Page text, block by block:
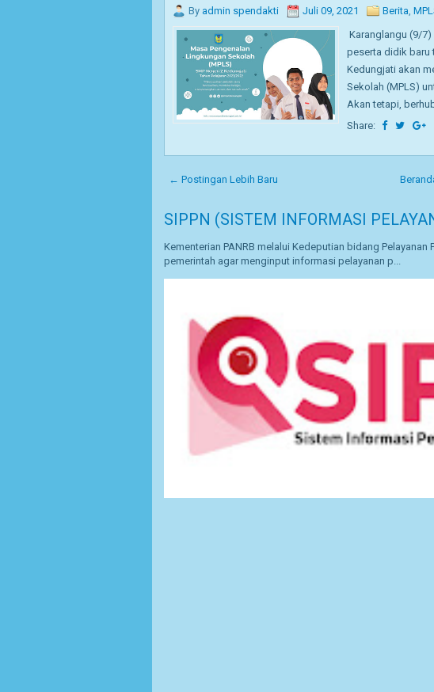
By admin spendakti Juli 09, 2021 Berita,
Karanglangu (9/7)
peserta didik baru
Kedungjati akan
Sekolah (MPLS)
Akan tetapi,
Share:
← Postingan Lebih Baru
SIPPN (SISTEM INFORMASI
Kementerian PANRB melalui Kedeputian bidang
pemerintah agar menginput informasi pelayanan p...